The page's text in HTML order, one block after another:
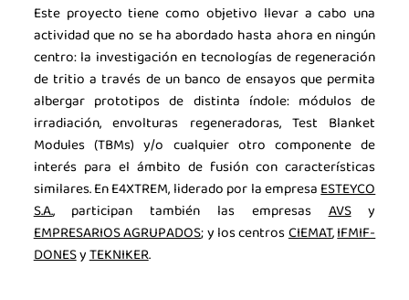
Este proyecto tiene como objetivo llevar a cabo una
actividad que no se ha abordado hasta ahora en ningún
centro: la investigación en tecnologías de regeneración
de tritio a través de un banco de ensayos que permita
albergar prototipos de distinta índole: módulos de
irradiación, envolturas regeneradoras, Test Blanket
Modules (TBMs) y/o cualquier otro componente de
interés para el ámbito de fusión con características
similares. En E4XTREM, liderado por la empresaESTEYCO
S.A., participan también las empresasAVS
y
EMPRESARIOS AGRUPADOS; y los centrosCIEMAT,IFMIF-
DONESyTEKNIKER.